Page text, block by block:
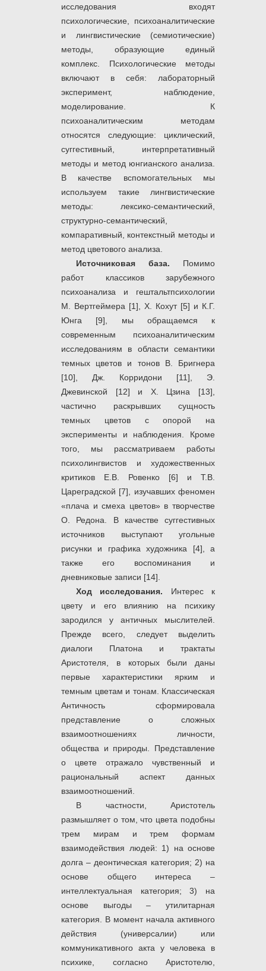
исследования входят
психологические, психоаналитические
и лингвистические (семиотические)
методы, образующие единый
комплекс. Психологические методы
включают в себя: лабораторный
эксперимент, наблюдение,
моделирование. К
психоаналитическим методам
относятся следующие: циклический,
суггестивный, интерпретативный
методы и метод юнгианского анализа.
В качестве вспомогательных мы
используем такие лингвистические
методы: лексико-семантический,
структурно-семантический,
компаративный, контекстный методы и
метод цветового анализа.
Источниковая база. Помимо
работ классиков зарубежного
психоанализа и гештальтпсихологии
М. Вертгеймера [1], Х. Кохут [5] и К.Г.
Юнга [9], мы обращаемся к
современным психоаналитическим
исследованиям в области семантики
темных цветов и тонов В. Бригнера
[10], Дж. Корридони [11], Э.
Джевинской [12] и Х. Цзина [13],
частично раскрывших сущность
темных цветов с опорой на
эксперименты и наблюдения. Кроме
того, мы рассматриваем работы
психолингвистов и художественных
критиков Е.В. Ровенко [6] и Т.В.
Цареградской [7], изучавших феномен
«плача и смеха цветов» в творчестве
О. Редона. В качестве суггестивных
источников выступают угольные
рисунки и графика художника [4], а
также его воспоминания и
дневниковые записи [14].
Ход исследования. Интерес к
цвету и его влиянию на психику
зародился у античных мыслителей.
Прежде всего, следует выделить
диалоги Платона и трактаты
Аристотеля, в которых были даны
первые характеристики ярким и
темным цветам и тонам. Классическая
Античность сформировала
представление о сложных
взаимоотношениях личности,
общества и природы. Представление
о цвете отражало чувственный и
рациональный аспект данных
взаимоотношений.
В частности, Аристотель
размышляет о том, что цвета подобны
трем мирам и трем формам
взаимодействия людей: 1) на основе
долга – деонтическая категория; 2) на
основе общего интереса –
интеллектуальная категория; 3) на
основе выгоды – утилитарная
категория. В момент начала активного
действия (универсалии) или
коммуникативного акта у человека в
психике, согласно Аристотелю,